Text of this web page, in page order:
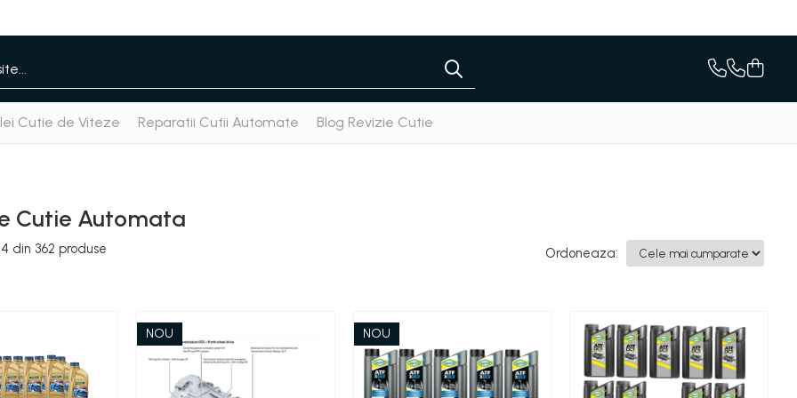
Cutie de Viteze Reparatii Cutii Automate Blog Revizie Cutie
Cutie Automata
din 362 produse Ordoneaza:
NOU NOU